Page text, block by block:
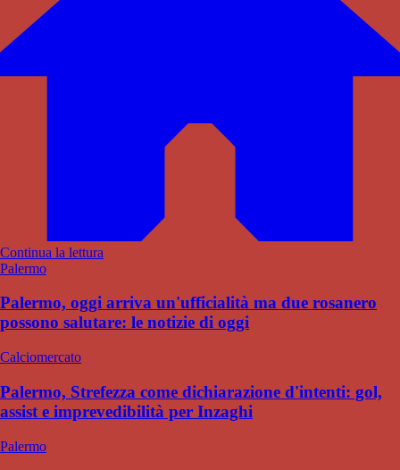
Continua la lettura
Palermo
Palermo, oggi arriva un'ufficialità ma due rosanero
possono salutare: le notizie di oggi
Calciomercato
Palermo, Strefezza come dichiarazione d'intenti: gol,
assist e imprevedibilità per Inzaghi
Palermo